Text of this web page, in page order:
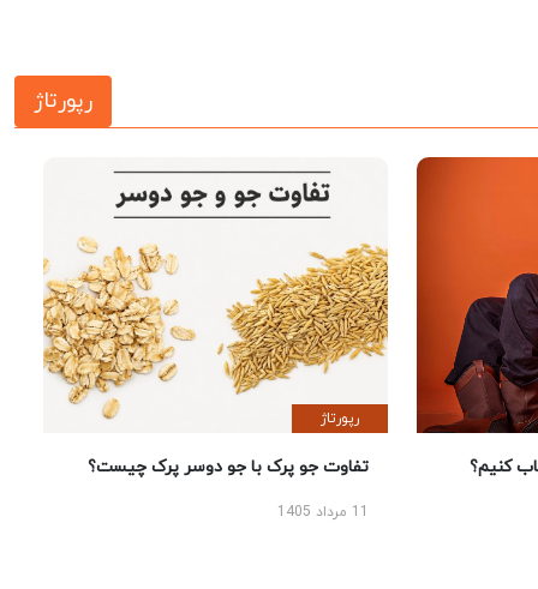
رپورتاژ
کنیم؟
رپورتاژ
تفاوت جو پرک با جو دوسر پرک چیست؟